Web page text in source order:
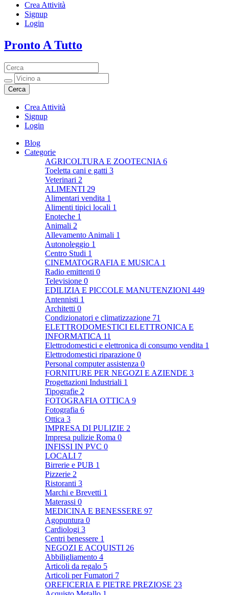
Crea Attività
Signup
Login
Pronto A Tutto
Pronto A Tutto
Crea Attività
Signup
Login
Blog
Categorie
AGRICOLTURA E ZOOTECNIA 6
Toeletta cani e gatti 3
Veterinari 2
ALIMENTI 29
Alimentari vendita 1
Alimenti tipici locali 1
Enoteche 1
Animali 2
Allevamento Animali 1
Autonoleggio 1
Centro Studi 1
CINEMATOGRAFIA E MUSICA 1
Radio emittenti 0
Televisione 0
EDILIZIA E PICCOLE MANUTENZIONI 449
Antennisti 1
Architetti 0
Condizionatori e climatizzazione 71
ELETTRODOMESTICI ELETTRONICA E
INFORMATICA 11
Elettrodomestici e elettronica di consumo vendita 1
Elettrodomestici riparazione 0
Personal computer assistenza 0
FORNITURE PER NEGOZI E AZIENDE 3
Progettazioni Industriali 1
Tipografie 2
FOTOGRAFIA OTTICA 9
Fotografia 6
Ottica 3
IMPRESA DI PULIZIE 2
Impresa pulizie Roma 0
INFISSI IN PVC 0
LOCALI 7
Birrerie e PUB 1
Pizzerie 2
Ristoranti 3
Marchi e Brevetti 1
Materassi 0
MEDICINA E BENESSERE 97
Agopuntura 0
Cardiologi 3
Centri benessere 1
NEGOZI E ACQUISTI 26
Abbiligliamento 4
Articoli da regalo 5
Articoli per Fumatori 7
OREFICERIA E PIETRE PREZIOSE 23